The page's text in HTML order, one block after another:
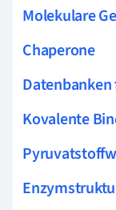
Molekulare
Chaperone
Kovalente